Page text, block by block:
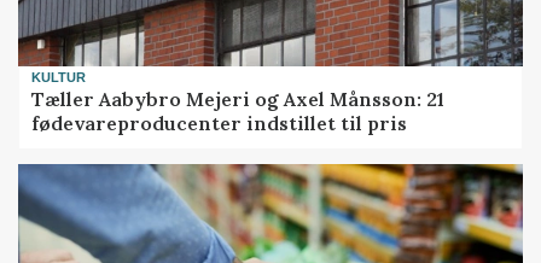
KULTUR
Tæller Aabybro Mejeri og Axel Månsson: 21
fødevareproducenter indstillet til pris